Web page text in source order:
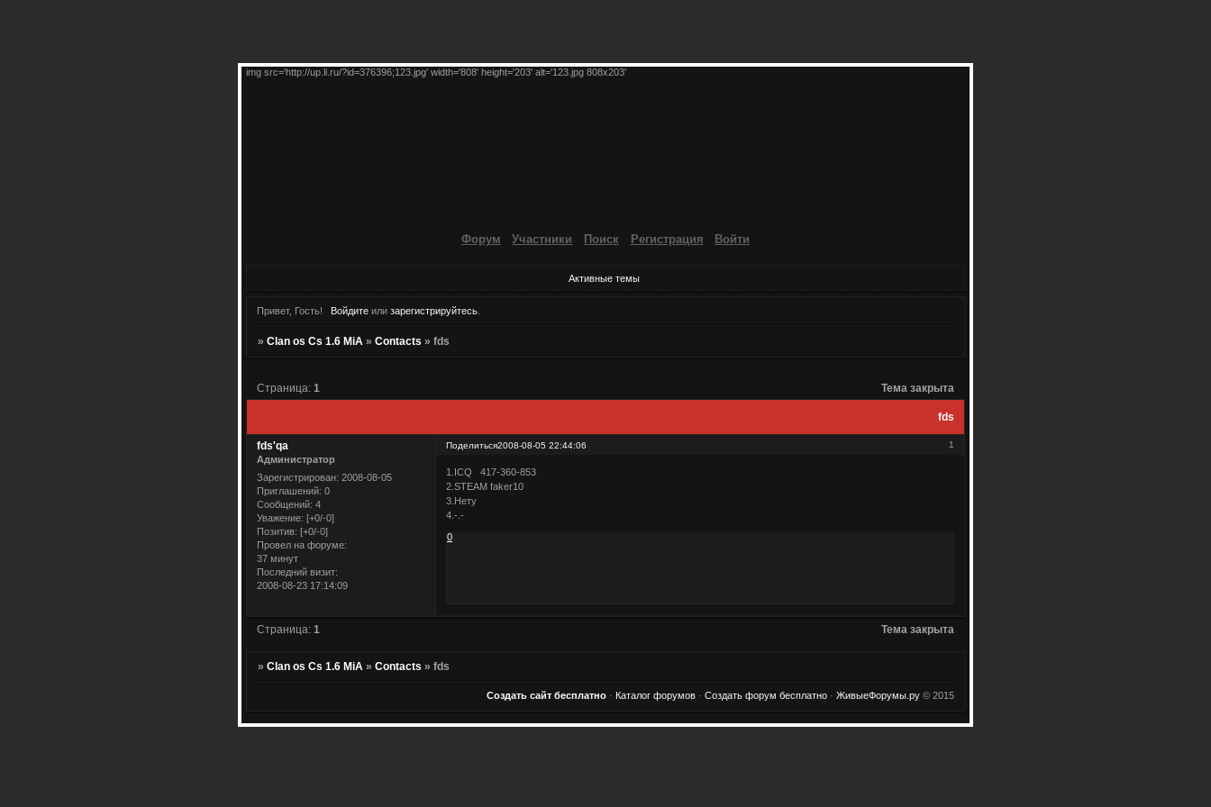
img src='http://up.li.ru/?id=376396;123.jpg' width='808' height='203' alt='123.jpg 808x203'
Форум Участники Поиск Регистрация Войти
Активные темы
Привет, Гость! Войдитеили зарегистрируйтесь.
»Clan os Cs 1.6 MiA »Contacts »fds
fds
Страница:1 Тема закрыта
Поделиться 1
2008-08-05 22:44:06
fds'qa
Администратор
Зарегистрирован: 2008-08-05
Приглашений: 0
Сообщений: 4
Уважение: [+0/-0]
Позитив: [+0/-0]
Провел на форуме:
37 минут
Последний визит:
2008-08-23 17:14:09
1.ICQ 417-360-853
2.STEAM faker10
3.Нету
4.-.-
0
Тема закрыта
Страница: 1
»Clan os Cs 1.6 MiA »Contacts »fds
Создать сайт бесплатно · Каталог форумов · Создать форум бесплатно · ЖивыеФорумы.ру © 2015